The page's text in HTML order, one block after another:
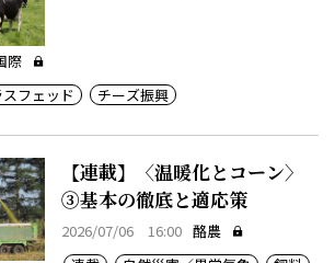
際
フェッド チーズ振興
【連載】〈温暖化とコーン〉
③基本の徹底と適応策
2026/07/06 16:00 酪農